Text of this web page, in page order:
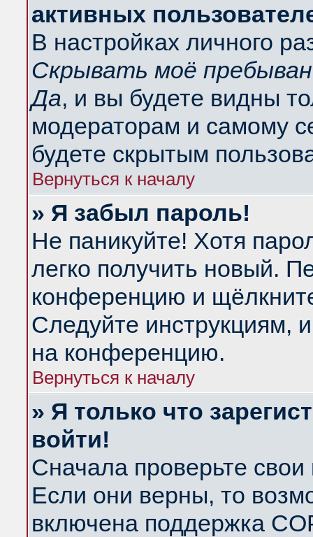
активных
В настройках личного
Скрывать моё
Да, и вы будете видны
модераторам и самому
будете скрытым
Вернуться к началу
» Я забыл пароль!
Не паникуйте! Хотя
легко получить новый.
конференцию и
Следуйте инструкциям,
на конференцию.
Вернуться к началу
» Я только что
войти!
Сначала проверьте
Если они верны, то
включена поддержка